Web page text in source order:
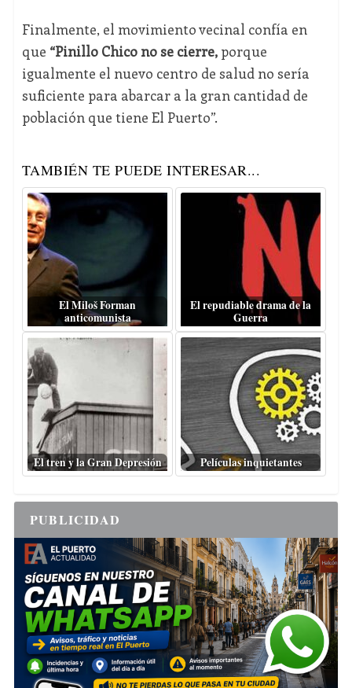
Finalmente, el movimiento vecinal confía en
que “Pinillo Chico no se cierre,porque
igualmente el nuevo centro de salud no sería
suficiente para abarcar a la gran cantidad de
población que tiene El Puerto”.
TAMBIÉN TE PUEDE INTERESAR...
El Miloš Forman
anticomunista
El repudiable drama de la
Guerra
El tren y la Gran Depresión Películas inquietantes
PUBLICIDAD